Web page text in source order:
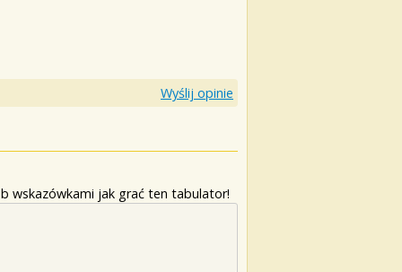
Wyślij opinie
wskazówkami jak grać ten tabulator!